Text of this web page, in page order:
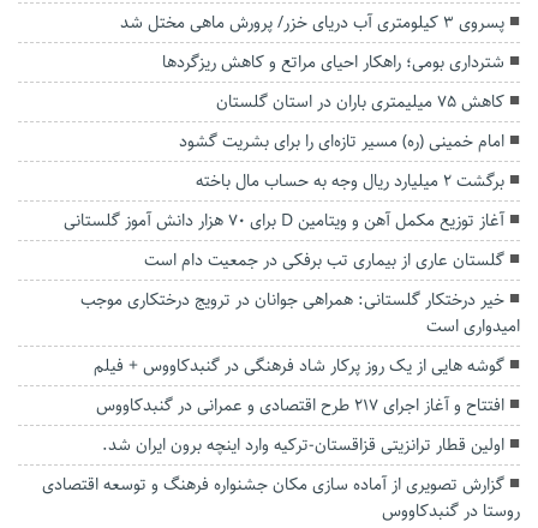
پسروی ۳ کیلومتری آب دریای خزر/ پرورش ماهی مختل شد
شترداری بومی؛ راهکار احیای مراتع و کاهش ریزگردها
کاهش ۷۵ میلیمتری باران در استان گلستان
امام خمینی (ره) مسیر تازه‌ای را برای بشریت گشود
برگشت ۲ میلیارد ریال وجه به حساب مال باخته
آغاز توزیع مکمل آهن و ویتامین D برای ۷۰ هزار دانش آموز گلستانی
گلستان عاری از بیماری تب برفکی در جمعیت دام است
خیر درختکار گلستانی: همراهی جوانان در ترویج درختکاری موجب
امیدواری است
گوشه هایی از یک روز پرکار شاد فرهنگی در گنبدکاووس + فیلم
افتتاح و آغاز اجرای ۲۱۷ طرح اقتصادی و عمرانی در گنبدکاووس
اولین قطار ترانزیتی قزاقستان-ترکیه وارد اینچه برون ایران شد.
گزارش تصویری از آماده سازی مکان جشنواره فرهنگ و توسعه اقتصادی
روستا در گنبدکاووس